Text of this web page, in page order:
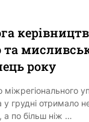
та
року
міжрегіонального
грудні отримало
а по більш ніж …